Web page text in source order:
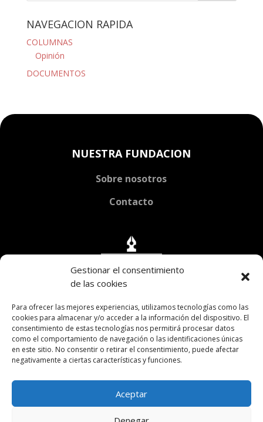
Gestionar el consentimiento
de las cookies
Para ofrecer las mejores experiencias, utilizamos tecnologías como las
cookies para almacenar y/o acceder a la información del dispositivo. El
consentimiento de estas tecnologías nos permitirá procesar datos
como el comportamiento de navegación o las identificaciones únicas
en este sitio. No consentir o retirar el consentimiento, puede afectar
negativamente a ciertas características y funciones.
Aceptar
NAVEGACION RAPIDA
COLUMNAS
Opinión
DOCUMENTOS
NUESTRA FUNDACION
Sobre nosotros
Contacto

 fundacionricardorojas@gmail.com